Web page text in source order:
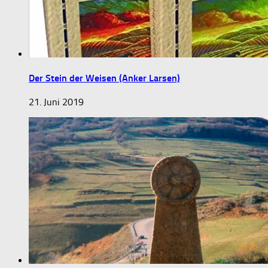
Der Stein der Weisen (Anker Larsen)
21. Juni 2019